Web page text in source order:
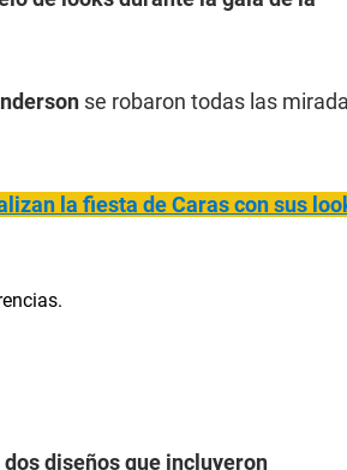
se robaron todas las
la fiesta de Caras con sus
diseños que incluyeron